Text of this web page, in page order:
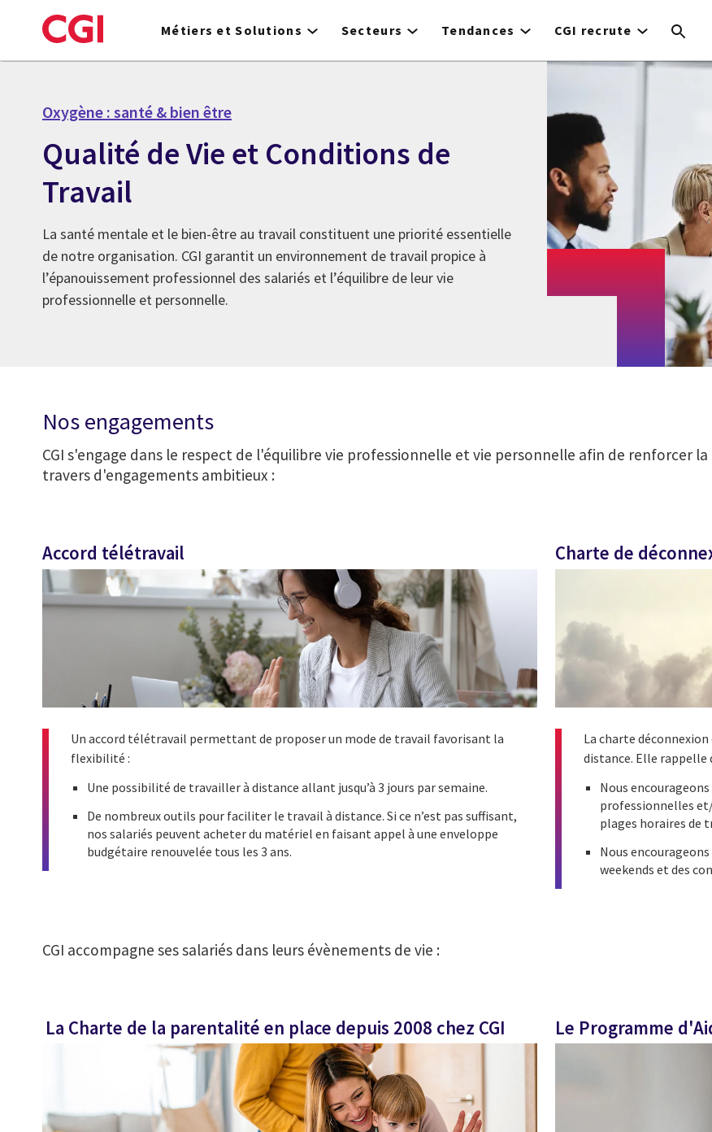
to
Métiers et Solutions Secteurs Tendances CGI recrute
Oxygène : santé & bien être
Qualité de Vie et Conditions de
Travail
La santé mentale et le bien-être au travail constituent une priorité essentielle
de notre organisation. CGI garantit un environnement de travail propice à
l’épanouissement professionnel des salariés et l’équilibre de leur vie
professionnelle et personnelle.
Nos engagements
CGI s'engage dans le respect de l'équilibre vie professionnelle et vie personnelle afin de renforcer
travers d'engagements ambitieux :
Accord télétravail
Un accord télétravail permettant de proposer un mode de travail favorisant la
flexibilité :
Une possibilité de travailler à distance allant jusqu’à 3 jours par semaine.
De nombreux outils pour faciliter le travail à distance. Si ce n’est pas suffisant,
nos salariés peuvent acheter du matériel en faisant appel à une enveloppe
budgétaire renouvelée tous les 3 ans.
Charte de
La charte
distance. Elle rappelle
Nous
professionnelles
plages horaires de
Nous
weekends et des
CGI accompagne ses salariés dans leurs évènements de vie :
La Charte de la parentalité en place depuis 2008 chez CGI Le Programme